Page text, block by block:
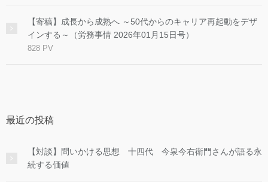
【寄稿】成長から成熟へ ～50代からのキャリア再起動をデザ
インする～（労務事情 2026年01月15日号）
828 PV
最近の投稿
【対談】問いかける思想 十四代 今泉今右衛門さんが語る永
続する価値